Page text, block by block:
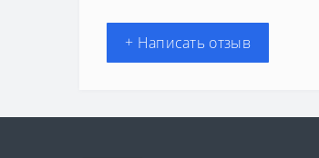
+ Написать отзыв